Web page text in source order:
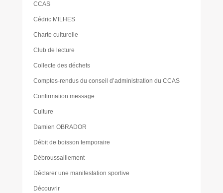
CCAS
Cédric MILHES
Charte culturelle
Club de lecture
Collecte des déchets
Comptes-rendus du conseil d’administration du CCAS
Confirmation message
Culture
Damien OBRADOR
Débit de boisson temporaire
Débroussaillement
Déclarer une manifestation sportive
Découvrir